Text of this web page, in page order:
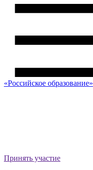
«Российское образование»
Принять участие